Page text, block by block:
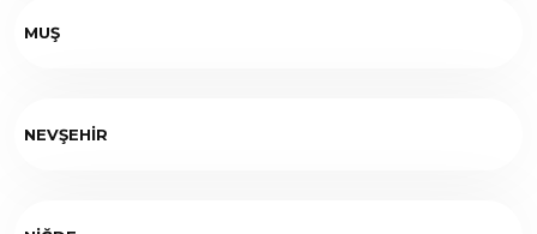
MUŞ
NEVŞEHİR